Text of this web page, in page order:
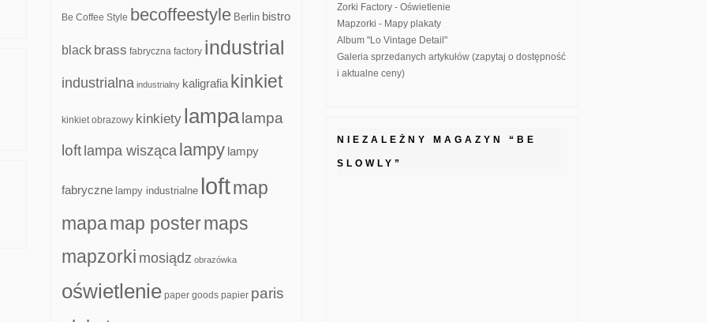
Be Coffee Style becoffeestyle Berlin bistro
black brass fabryczna factory industrial
industrialna industrialny kaligrafia kinkiet
kinkiet obrazowy kinkiety lampa lampa
loft lampa wisząca lampy lampy
fabryczne lampy industrialne loftmap
mapamap postermaps
mapzorki mosiądz obrazówka
oświetlenie paper goods papier paris
Zorki Factory - Oświetlenie
Mapzorki - Mapy plakaty
Album "Lo Vintage Detail"
Galeria sprzedanych artykułów (zapytaj o dostępność
i aktualne ceny)
NIEZALEŻNY MAGAZYN “BE
SLOWLY”